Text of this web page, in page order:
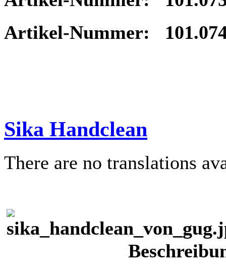
Artikel-Nummer:
Sika Handclean
There are no translations